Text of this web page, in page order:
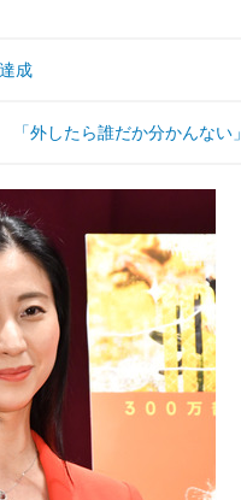
成
外したら誰だか分かんない」